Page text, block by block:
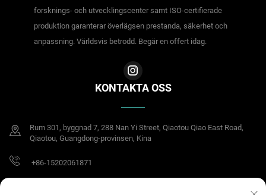
forsknings- och utvecklingscenter samt ISO-certifierade
produktion garanterar överlägsen prestanda, säkerhet och
anpassning. Världsvis betrodd. Begär en offert idag.
KONTAKTA OSS
Rum 301, byggnad 7, 288 Nan Yi Street, Qiaotou Qiao East Road,
Qiaotou, Guangdong-provinsen, Kina
+86-15202061871